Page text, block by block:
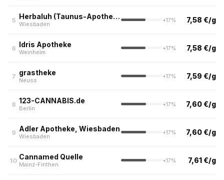
5 Herbaluh (Taunus-Apotheke, Wiesbaden)
Wiesbaden
+17% 7,58 €/g
6 Idris Apotheke
Weinheim
+17% 7,58 €/g
7 grastheke
Neuss
+17% 7,59 €/g
8 123-CANNABIS.de
Berlin
+17% 7,60 €/g
9 Adler Apotheke, Wiesbaden
Wiesbaden
+17% 7,60 €/g
10 Cannamed Quelle
Mainz-Finthen
+17% 7,61 €/g